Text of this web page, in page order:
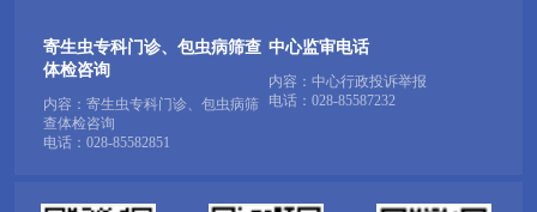
寄生虫专科门诊、包虫病筛查
体检咨询
内容：寄生虫专科门诊、包虫病筛
查体检咨询
电话： 028-85582851
中心监审电话
内容：中心行政投诉举报
电话： 028-85587232